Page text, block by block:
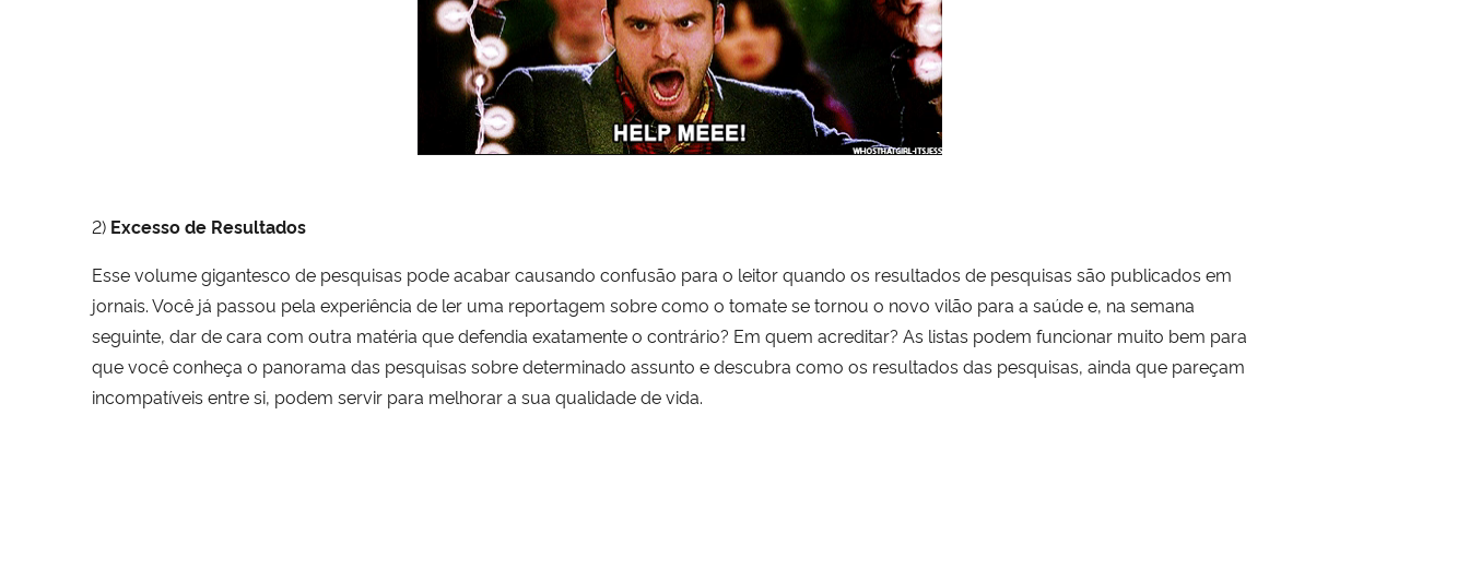
2) Excesso de Resultados
Esse volume gigantesco de pesquisas pode acabar causando confusão para o leitor quando os resultados de pesquisas são publicados em
jornais. Você já passou pela experiência de ler uma reportagem sobre como o tomate se tornou o novo vilão para a saúde e, na semana
seguinte, dar de cara com outra matéria que defendia exatamente o contrário? Em quem acreditar? As listas podem funcionar muito bem para
que você conheça o panorama das pesquisas sobre determinado assunto e descubra como os resultados das pesquisas, ainda que pareçam
incompatíveis entre si, podem servir para melhorar a sua qualidade de vida.